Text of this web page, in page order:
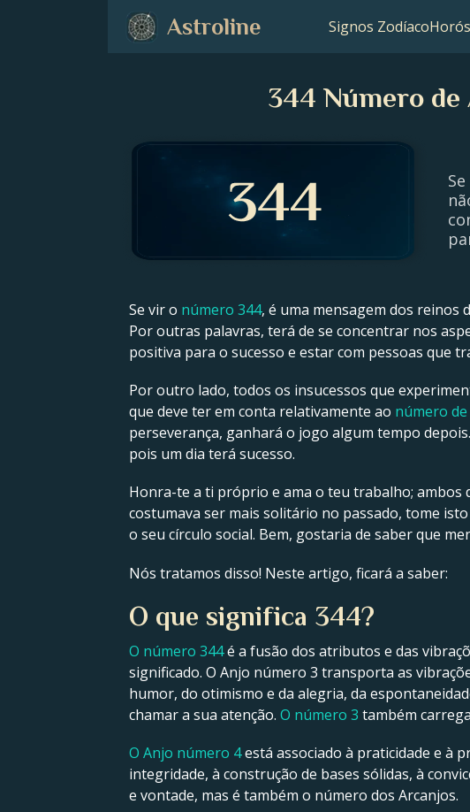
Astroline Signos Zodíaco
344 Número de
Se vir o número 344, é uma mensagem dos reinos
Por outras palavras, terá de se concentrar nos
positiva para o sucesso e estar com pessoas que
Por outro lado, todos os insucessos que
que deve ter em conta relativamente ao número
perseverança, ganhará o jogo algum tempo
pois um dia terá sucesso.
Honra-te a ti próprio e ama o teu trabalho; ambos
costumava ser mais solitário no passado, tome
o seu círculo social. Bem, gostaria de saber que
Nós tratamos disso! Neste artigo, ficará a saber:
O que significa 344?
O número 344é a fusão dos atributos e das
significado. O Anjo número 3 transporta as
humor, do otimismo e da alegria, da
chamar a sua atenção. O número 3 também
O Anjo número 4está associado à praticidade e à
integridade, à construção de bases sólidas, à
e vontade, mas é também o número dos Arcanjos.